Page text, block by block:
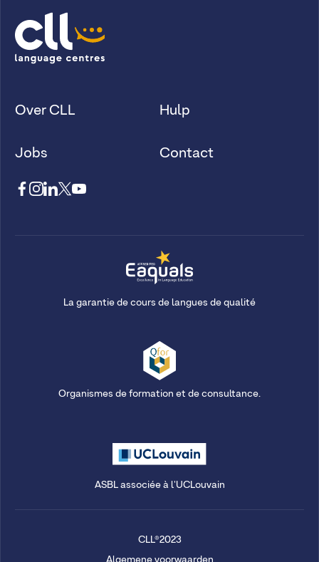
Over CLL
Jobs
Hulp
Contact
La garantie de cours de langues de qualité
Organismes de formation et de consultance.
ASBL associée à l'UCLouvain
CLL®2023
Algemene voorwaarden